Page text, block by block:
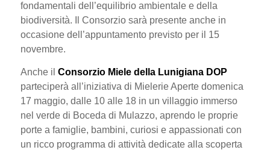
fondamentali dell’equilibrio ambientale e della
biodiversità. Il Consorzio sarà presente anche in
occasione dell’appuntamento previsto per il 15
novembre.
Anche il Consorzio Miele della Lunigiana DOP
parteciperà all’iniziativa di Mielerie Aperte domenica
17 maggio, dalle 10 alle 18 in un villaggio immerso
nel verde di Boceda di Mulazzo, aprendo le proprie
porte a famiglie, bambini, curiosi e appassionati con
un ricco programma di attività dedicate alla scoperta